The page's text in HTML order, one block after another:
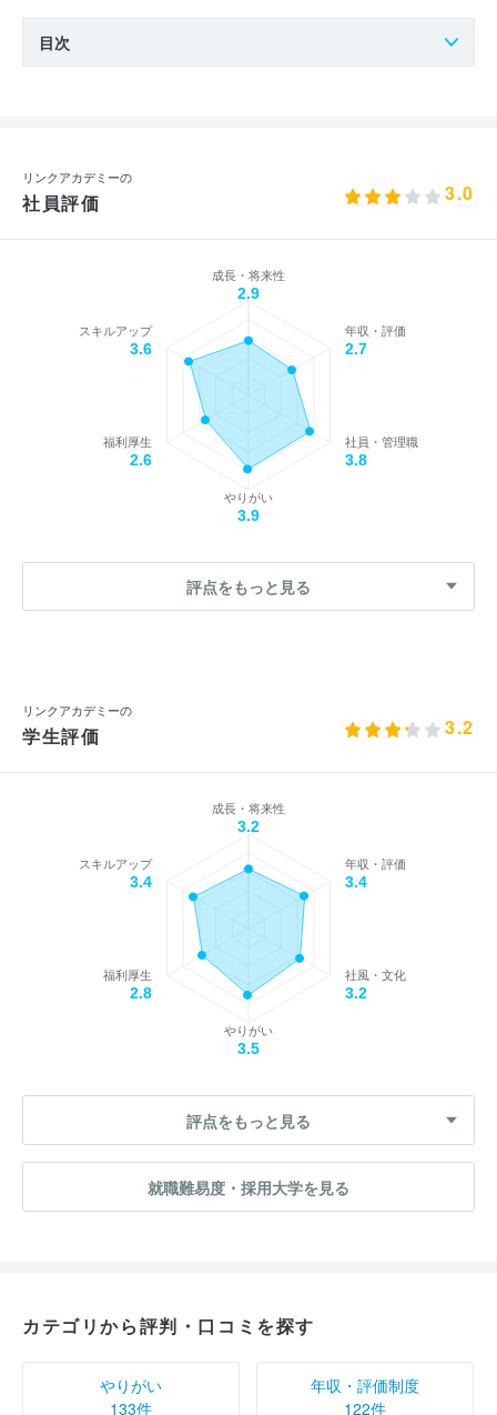
目次
リンクアカデミーの
社員評価 3.0
成長・将来性
2.9
年収・評価
2.7
社員・管理職
3.8
やりがい
3.9
福利厚生
2.6
スキルアップ
3.6
評点をもっと見る
リンクアカデミーの
学生評価 3.2
成長・将来性
3.2
年収・評価
3.4
社風・文化
3.2
やりがい
3.5
福利厚生
2.8
スキルアップ
3.4
評点をもっと見る
就職難易度・採用大学を見る
カテゴリから評判・口コミを探す
やりがい
133件
年収・評価制度
122件